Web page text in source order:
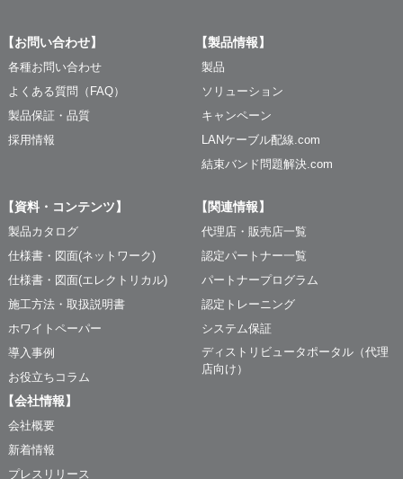
【お問い合わせ】
各種お問い合わせ
よくある質問（FAQ）
製品保証・品質
採用情報
【製品情報】
製品
ソリューション
キャンペーン
LANケーブル配線.com
結束バンド問題解決.com
【資料・コンテンツ】
製品カタログ
仕様書・図面(ネットワーク)
仕様書・図面(エレクトリカル)
施工方法・取扱説明書
ホワイトペーパー
導入事例
お役立ちコラム
【関連情報】
代理店・販売店一覧
認定パートナー一覧
パートナープログラム
認定トレーニング
システム保証
ディストリビュータポータル（代理
店向け）
【会社情報】
会社概要
新着情報
プレスリリース